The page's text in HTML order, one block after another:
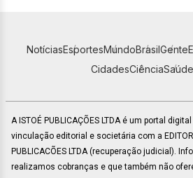
NotíciasEsportesMundoBrasilGente
CidadesCiênciaSaúde
A ISTOÉ PUBLICAÇÕES LTDA é um portal
vinculação editorial e societária com a
PUBLICACÕES LTDA (recuperação judicial).
realizamos cobranças e que também não